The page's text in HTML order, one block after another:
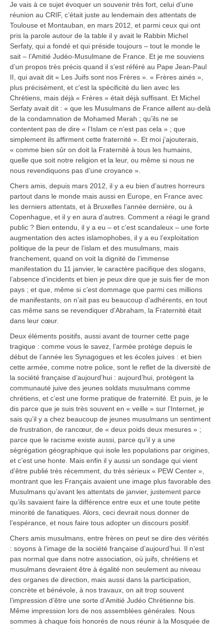
Je vais à ce sujet évoquer un souvenir très fort, celui d’une
réunion au CRIF, c’était juste au lendemain des attentats de
Toulouse et Montauban, en mars 2012, et parmi ceux qui ont
pris la parole autour de la table il y avait le Rabbin Michel
Serfaty, qui a fondé et qui préside toujours – tout le monde le
sait – l’Amitié Judéo-Musulmane de France. Et je me souviens
d’un propos très précis quand il s’est référé au Pape Jean-Paul
II, qui avait dit « Les Juifs sont nos Frères ». « Frères ainés »,
plus précisément, et c’est la spécificité du lien avec les
Chrétiens, mais déjà « Frères » était déjà suffisant. Et Michel
Serfaty avait dit : « que les Musulmans de France aillent au-delà
de la condamnation de Mohamed Merah ; qu’ils ne se
contentent pas de dire « l’Islam ce n’est pas cela » ; que
simplement ils affirment cette fraternité ». Et moi j’ajouterais,
« comme bien sûr on doit la Fraternité à tous les humains,
quelle que soit notre religion et la leur, ou même si nous ne
nous revendiquons pas d’une croyance ».
Chers amis, depuis mars 2012, il y a eu bien d’autres horreurs
partout dans le monde mais aussi en Europe, en France avec
les derniers attentats, et à Bruxelles l’année dernière, ou à
Copenhague, et il y en aura d’autres. Comment a réagi le grand
public ? Bien entendu, il y a eu – et c’est scandaleux – une forte
augmentation des actes islamophobes, il y a eu l’exploitation
politique de la peur de l’islam et des musulmans, mais
franchement, quand on voit la dignité de l’immense
manifestation du 11 janvier, le caractère pacifique des slogans,
l’absence d’incidents et bien je peux dire que je suis fier de mon
pays ; et que, même si c’est dommage que parmi ces millions
de manifestants, on n’ait pas eu beaucoup d’adhérents, en tout
cas même sans se revendiquer d’Abraham, la Fraternité était
dans leur cœur.
Deux éléments positifs, aussi avant de tourner cette page
tragique : comme vous le savez, l’armée protège depuis le
début de l’année les Synagogues et les écoles juives : et bien
cette armée, comme notre police, sont le reflet de la diversité de
la société française d’aujourd’hui : aujourd’hui, protègent la
communauté juive des jeunes soldats musulmans comme
chrétiens, et c’est une forme pratique de fraternité. Et puis, je le
dis parce que je suis très souvent en « veille » sur l’Internet, je
sais qu’il y a chez beaucoup de jeunes musulmans un sentiment
de frustration, de rancœur, de « deux poids deux mesures » ;
parce que le racisme existe aussi, parce qu’il y a une
ségrégation géographique qui isole les populations par origines,
et c’est une honte. Mais enfin il y aussi un sondage qui vient
d’être publié très récemment, du très sérieux « PEW Center »,
montrant que les Français avaient une image plus favorable des
Musulmans qu’avant les attentats de janvier, justement parce
qu’ils savaient faire la différence entre eux et une toute petite
minorité de fanatiques. Alors, ceci devrait nous donner de
l’espérance, et nous faire tous adopter un discours positif.
Chers amis musulmans, entre frères on peut se dire des vérités
: soyons à l’image de la société française d’aujourd’hui. Il n’est
pas normal que dans notre association, où juifs, chrétiens et
musulmans devraient être à égalité non seulement au niveau
des organes de direction, mais aussi dans la participation,
concrète et bénévole, à nos travaux, on ait trop souvent
l’impression d’être une sorte d’Amitié Judéo Chrétienne bis.
Même impression lors de nos assemblées générales. Nous
sommes à chaque fois honorés de nous réunir à la Mosquée de